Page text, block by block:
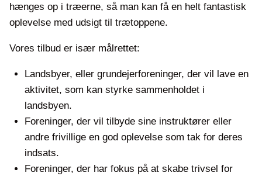
hænges op i træerne, så man kan få en helt fantastisk
oplevelse med udsigt til trætoppene.
Vores tilbud er især målrettet:
Landsbyer, eller grundejerforeninger, der vil lave en
aktivitet, som kan styrke sammenholdet i
landsbyen.
Foreninger, der vil tilbyde sine instruktører eller
andre frivillige en god oplevelse som tak for deres
indsats.
Foreninger, der har fokus på at skabe trivsel for